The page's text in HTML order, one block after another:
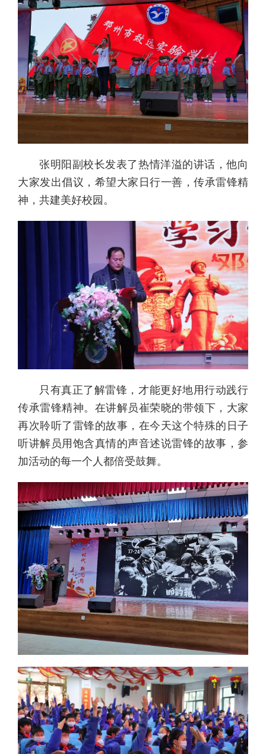
张明阳副校长发表了热情洋溢的讲话，他向
大家发出倡议，希望大家日行一善，传承雷锋精
神，共建美好校园。
只有真正了解雷锋，才能更好地用行动践行
传承雷锋精神。在讲解员崔荣晓的带领下，大家
再次聆听了雷锋的故事，在今天这个特殊的日子
听讲解员用饱含真情的声音述说雷锋的故事，参
加活动的每一个人都倍受鼓舞。